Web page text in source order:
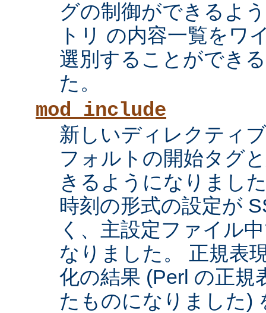
グの制御ができるよ
トリ の内容一覧をワ
選別することができ
た。
mod_include
新しいディレクティ
フォルトの開始タグ
きるようになりまし
時刻の形式の設定が
く、主設定ファイル
なりました。 正規表
化の結果 (Perl の正規
たものになりました)